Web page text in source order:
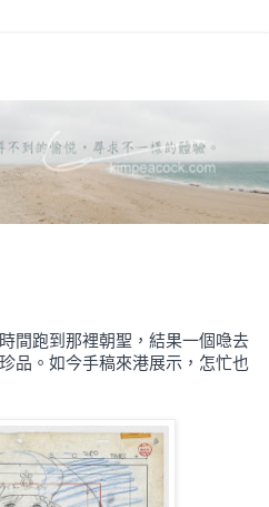
間跑到那裡朝聖，結果一個喼去
品。如今手稿來港展示，怎忙也